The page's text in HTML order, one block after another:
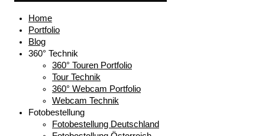
Home
Portfolio
Blog
360° Technik
360° Touren Portfolio
Tour Technik
360° Webcam Portfolio
Webcam Technik
Fotobestellung
Fotobestellung Deutschland